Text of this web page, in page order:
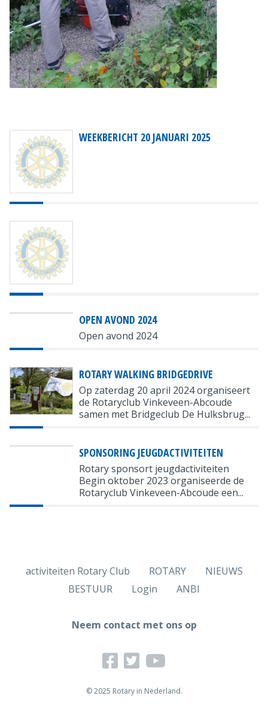
WEEKBERICHT 20 JANUARI 2025
OPEN AVOND 2024
Open avond 2024
ROTARY WALKING BRIDGEDRIVE
Op zaterdag 20 april 2024 organiseert
de Rotaryclub Vinkeveen-Abcoude
samen met Bridgeclub De Hulksbrug...
SPONSORING JEUGDACTIVITEITEN
Rotary sponsort jeugdactiviteiten
Begin oktober 2023 organiseerde de
Rotaryclub Vinkeveen-Abcoude een...
activiteiten Rotary Club ROTARY
NIEUWS
BESTUUR
Login ANBI
Neem contact met ons op
© 2025 Rotary in Nederland.